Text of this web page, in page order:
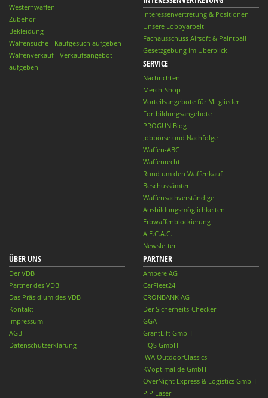
Westernwaffen
Zubehör
Bekleidung
Waffensuche - Kaufgesuch aufgeben
Waffenverkauf - Verkaufsangebot
aufgeben
Interessenvertretung & Positionen
Unsere Lobbyarbeit
Fachausschuss Airsoft & Paintball
Gesetzgebung im Überblick
SERVICE
Nachrichten
Merch-Shop
Vorteilsangebote für Mitglieder
Fortbildungsangebote
PROGUN Blog
Jobbörse und Nachfolge
Waffen-ABC
Waffenrecht
Rund um den Waffenkauf
Beschussämter
Waffensachverständige
Ausbildungsmöglichkeiten
Erbwaffenblockierung
A.E.C.A.C.
Newsletter
ÜBER UNS
Der VDB
Partner des VDB
Das Präsidium des VDB
Kontakt
Impressum
AGB
Datenschutzerklärung
PARTNER
Ampere AG
CarFleet24
CRONBANK AG
Der Sicherheits-Checker
GGA
GrantLift GmbH
HQS GmbH
IWA OutdoorClassics
KVoptimal.de GmbH
OverNight Express & Logistics GmbH
PiP Laser